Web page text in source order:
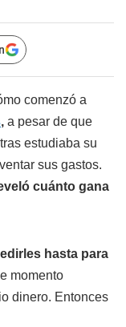
comenzó a
, a pesar de que
estudiaba su
sus gastos.
cuánto gana
hasta para
momento
dinero. Entonces